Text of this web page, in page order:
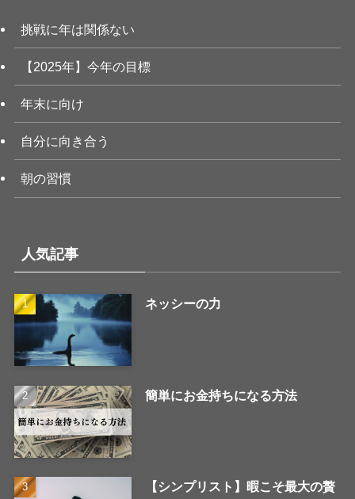
挑戦に年は関係ない
【2025年】今年の目標
年末に向け
自分に向き合う
朝の習慣
人気記事
ネッシーの力
簡単にお金持ちになる方法
【シンプリスト】暇こそ最大の贅